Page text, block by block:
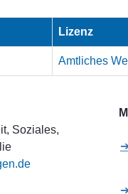
Lizenz
Amtliches
Soziales,